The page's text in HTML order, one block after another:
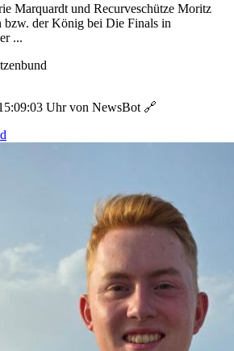
Marquardt und Recurveschütze Moritz
bzw. der König bei Die Finals in
...
Uhr von NewsBot 🔗